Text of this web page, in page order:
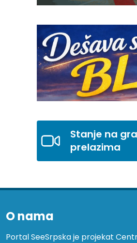
Stanje na
prelazima
O nama
Portal SeeSrpska je projekat